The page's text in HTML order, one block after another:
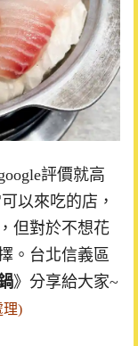
評價就高
以來吃的店，
但對於不想花
。台北信義區
》分享給大家~
理)